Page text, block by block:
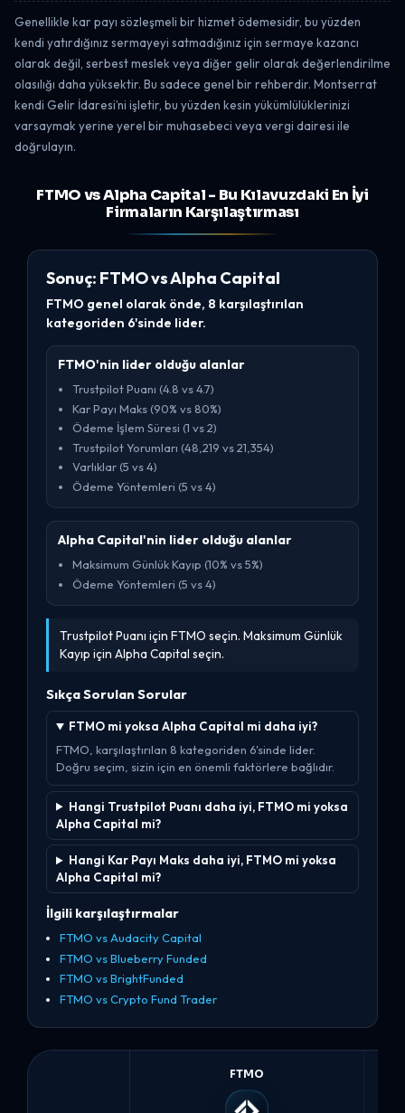
Genellikle kar payı sözleşmeli bir hizmet ödemesidir, bu yüzden
kendi yatırdığınız sermayeyi satmadığınız için sermaye kazancı
olarak değil, serbest meslek veya diğer gelir olarak değerlendirilme
olasılığı daha yüksektir. Bu sadece genel bir rehberdir. Montserrat
kendi Gelir İdaresi’ni işletir, bu yüzden kesin yükümlülüklerinizi
varsaymak yerine yerel bir muhasebeci veya vergi dairesi ile
doğrulayın.
FTMO vs Alpha Capital - Bu Kılavuzdaki En İyi
Firmaların Karşılaştırması
Sonuç: FTMO vs Alpha Capital
FTMO genel olarak önde, 8 karşılaştırılan
kategoriden 6'sinde lider.
FTMO'nin lider olduğu alanlar
Trustpilot Puanı (4.8 vs 4.7)
Kar Payı Maks (90% vs 80%)
Ödeme İşlem Süresi (1 vs 2)
Trustpilot Yorumları (48,219 vs 21,354)
Varlıklar (5 vs 4)
Ödeme Yöntemleri (5 vs 4)
Alpha Capital'nin lider olduğu alanlar
Maksimum Günlük Kayıp (10% vs 5%)
Ödeme Yöntemleri (5 vs 4)
Trustpilot Puanı için FTMO seçin. Maksimum Günlük
Kayıp için Alpha Capital seçin.
Sıkça Sorulan Sorular
FTMO mi yoksa Alpha Capital mi daha iyi?
FTMO, karşılaştırılan 8 kategoriden 6'sinde lider.
Doğru seçim, sizin için en önemli faktörlere bağlıdır.
Hangi Trustpilot Puanı daha iyi, FTMO mi yoksa
Alpha Capital mi?
Hangi Kar Payı Maks daha iyi, FTMO mi yoksa
Alpha Capital mi?
İlgili karşılaştırmalar
FTMO vs Audacity Capital
FTMO vs Blueberry Funded
FTMO vs BrightFunded
FTMO vs Crypto Fund Trader
FTMO